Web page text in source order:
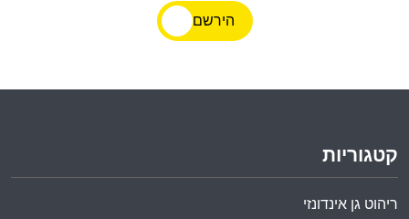
הירשם
קטגוריות
ריהוט גן אינדונזי